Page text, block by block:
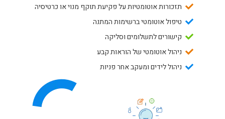
תזכורות אוטומטיות על פקיעת תוקף מנוי או כרטיסיה
טיפול אוטומטי ברשימות המתנה
קישורים לתשלומים וסליקה
ניהול אוטומטי של הוראות קבע
ניהול לידים ומעקב אחר פניות